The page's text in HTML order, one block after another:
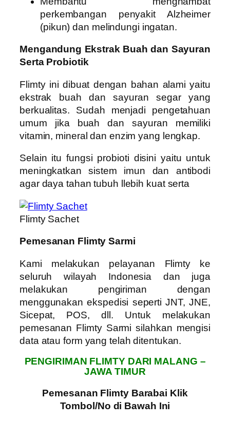
perkembangan penyakit Alzheimer
(pikun) dan melindungi ingatan.
Mengandung Ekstrak Buah dan Sayuran
Serta Probiotik
Flimty ini dibuat dengan bahan alami yaitu
ekstrak buah dan sayuran segar yang
berkualitas. Sudah menjadi pengetahuan
umum jika buah dan sayuran memiliki
vitamin, mineral dan enzim yang lengkap.
Selain itu fungsi probioti disini yaitu untuk
meningkatkan sistem imun dan antibodi
agar daya tahan tubuh llebih kuat serta
Flimty Sachet
Pemesanan Flimty Sarmi
Kami melakukan pelayanan Flimty ke
seluruh wilayah Indonesia dan juga
melakukan pengiriman dengan
menggunakan ekspedisi seperti JNT, JNE,
Sicepat, POS, dll. Untuk melakukan
pemesanan Flimty Sarmi silahkan mengisi
data atau form yang telah ditentukan.
PENGIRIMAN FLIMTY DARI MALANG –
JAWA TIMUR
Pemesanan Flimty Barabai Klik
Tombol/No di Bawah Ini